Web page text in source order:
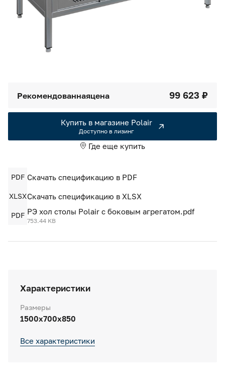
Характеристики
Размеры
1500х700х850
Все характеристики
Рекомендованнаяцена 99 623 ₽
Купить в магазине Polair
Доступно в лизинг
Где еще купить
PDF Скачать спецификацию в PDF
XLSXСкачать спецификацию в XLSX
PDF РЭ хол столы Polair с боковым агрегатом.pdf
753.44 KB
Камеры холодильные
Термоконтейнеры FoodLine
Решения для Вашего Dark Store
Smart Serviсe